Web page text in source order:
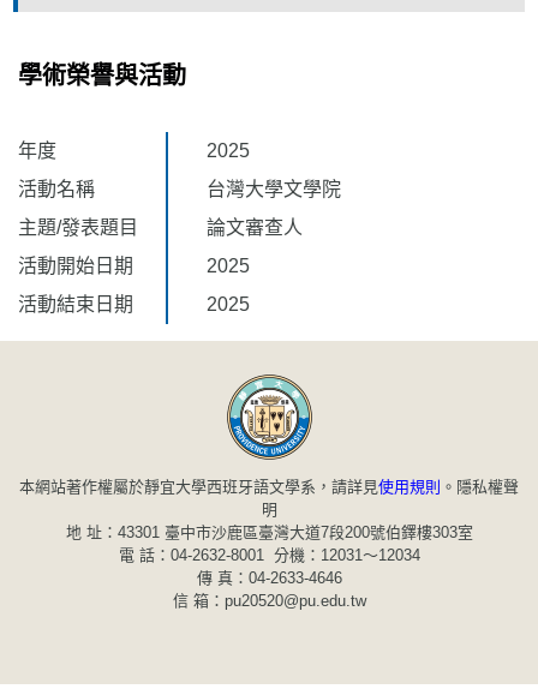
學術榮譽與活動
年度
2025
活動名稱
台灣大學文學院
主題/發表題目
論文審查人
活動開始日期
2025
活動結束日期
2025
本網站著作權屬於靜宜大學西班牙語文學系，請詳見使用規則 。 隱私權聲
明
地 址：43301 臺中市沙鹿區臺灣大道7段200號伯鐸樓303室
電 話：04-2632-8001 分機：12031～12034
傳 真：04-2633-4646
信 箱：pu20520@pu.edu.tw